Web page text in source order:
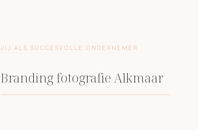
JIJ ALS SUCCESVOLLE ONDERNEMER
Branding fotografie Alkmaar